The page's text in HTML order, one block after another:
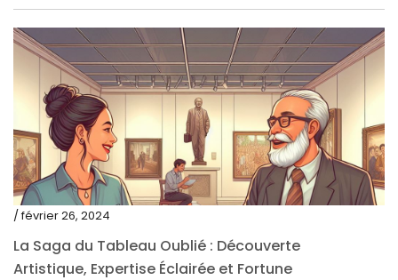
septembre 2021
août 2021
juillet 2021
juin 2021
mai 2021
avril 2021
mars 2021
janvier 2021
/ février 26, 2024
La Saga du Tableau Oublié : Découverte
Artistique, Expertise Éclairée et Fortune